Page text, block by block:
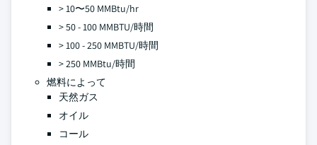
> 10〜50 MMBtu/hr
> 50 - 100 MMBTU/時間
> 100 - 250 MMBTU/時間
> 250 MMBtu/時間
燃料によって
天然ガス
オイル
コール